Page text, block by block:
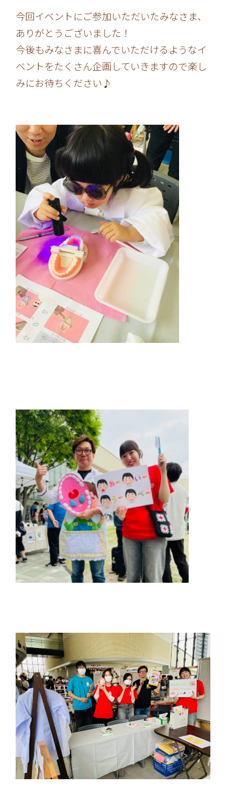
今回イベントにご参加いただいたみなさま、
ありがとうございました！
今後もみなさまに喜んでいただけるようなイ
ベントをたくさん企画していきますので楽し
みにお待ちください♪